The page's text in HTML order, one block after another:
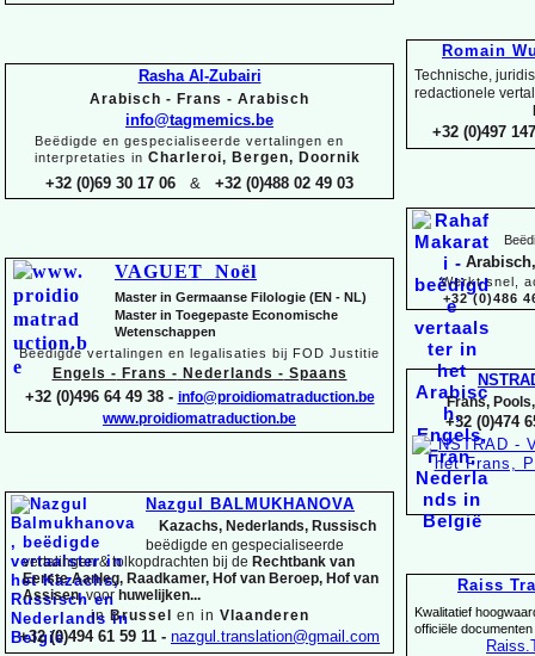
Romain
Technische,
redactionele
+32 (0)497
Werkt snel,
+32 (0)486
Frans,
+32 (0)474
Raiss
Kwalitatief
officiële
Raiss
Rasha Al-Zubairi
Arabisch - Frans - Arabisch
info@tagmemics.be
Beëdigde en gespecialiseerde vertalingen en
interpretaties in Charleroi, Bergen, Doornik
+32 (0)69 30 17 06 & +32 (0)488 02 49 03
VAGUET Noël
Master in Germaanse Filologie (EN - NL)
Master in Toegepaste Economische
Wetenschappen
Beëdigde vertalingen en legalisaties bij FOD Justitie
Engels - Frans - Nederlands - Spaans
+32 (0)496 64 49 38 - info@proidiomatraduction.be
www.proidiomatraduction.be
Nazgul BALMUKHANOVA
Kazachs, Nederlands, Russisch
beëdigde en gespecialiseerde
vertalingen &tolkopdrachten bij de Rechtbank van
Eerste Aanleg, Raadkamer, Hof van Beroep, Hof van
Assisen,voor huwelijken...
in Brussel en in Vlaanderen
+32 (0)494 61 59 11 - nazgul.translation@gmail.com